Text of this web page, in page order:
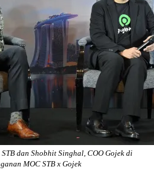
dan Shobhit Singhal, COO Gojek di
MOC STB x Gojek